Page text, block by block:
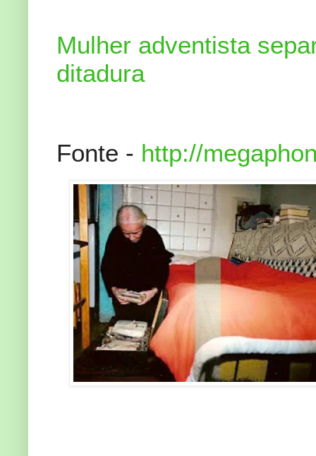
Mulher adventista
ditadura
Fonte - http://